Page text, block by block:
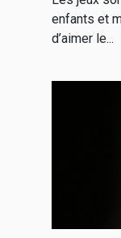
enfants et
d’aimer le...